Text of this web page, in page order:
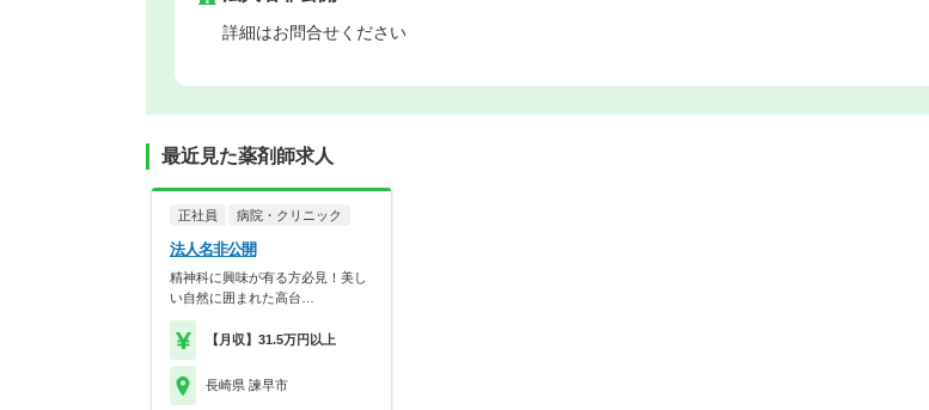
詳細はお問合せください
最近見た薬剤師求人
正社員 病院・クリニック
法人名非公開
精神科に興味が有る方必見！美し
い自然に囲まれた高台…
【月収】31.5万円以上
長崎県 諫早市